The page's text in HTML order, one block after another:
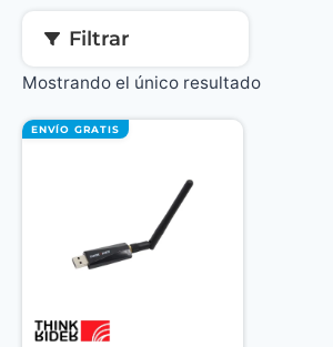
Filtrar
Mostrando el único resultado
ENVÍO GRATIS